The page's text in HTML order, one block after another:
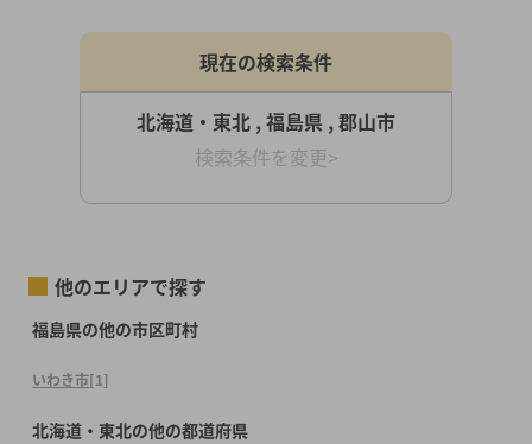
現在の検索条件
北海道・東北 , 福島県 , 郡山市
検索条件を変更>
他のエリアで探す
福島県の他の市区町村
いわき市[1]
北海道・東北の他の都道府県